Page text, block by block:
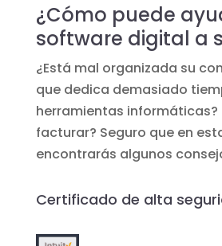
¿Cómo puede
software digital a
¿Está mal organizada su
que dedica demasiado
herramientas informáticas?
facturar? Seguro que en
encontrarás algunos
Certificado de alta